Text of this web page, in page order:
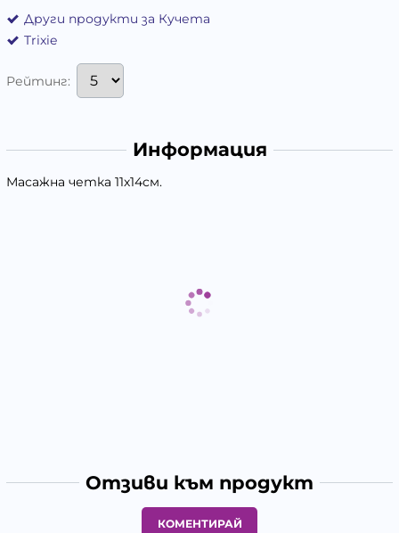
Други продукти за Кучета
Trixie
Рейтинг:
Информация
Масажна четка 11х14см.
Отзиви към продукт
КОМЕНТИРАЙ